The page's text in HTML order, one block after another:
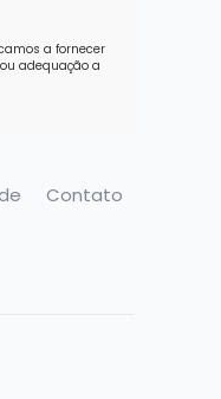
a fornecer
adequação a
Contato